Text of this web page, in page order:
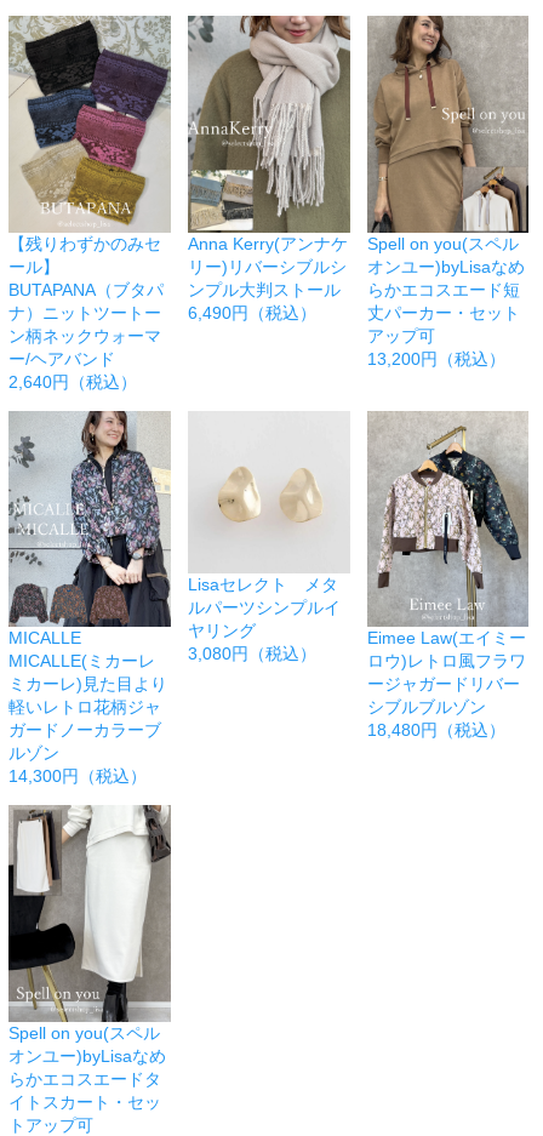
【残りわずかのみセ
ール】
BUTAPANA（ブタパ
ナ）ニットツートー
ン柄ネックウォーマ
ー/ヘアバンド
2,640円（税込）
Anna Kerry(アンナケ
リー)リバーシブルシ
ンプル大判ストール
6,490円（税込）
Spell on you(スペル
オンユー)byLisaなめ
らかエコスエード短
丈パーカー・セット
アップ可
13,200円（税込）
MICALLE
MICALLE(ミカーレ
ミカーレ)見た目より
軽いレトロ花柄ジャ
ガードノーカラーブ
ルゾン
14,300円（税込）
Lisaセレクト メタ
ルパーツシンプルイ
ヤリング
3,080円（税込）
Eimee Law(エイミー
ロウ)レトロ風フラワ
ージャガードリバー
シブルブルゾン
18,480円（税込）
Spell on you(スペル
オンユー)byLisaなめ
らかエコスエードタ
イトスカート・セッ
トアップ可